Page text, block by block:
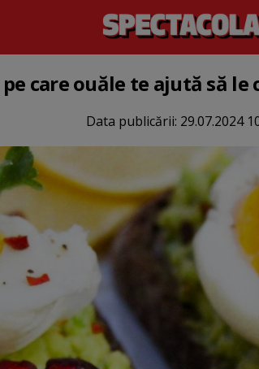
care ouăle te ajută să le
Data publicării: 29.07.2024